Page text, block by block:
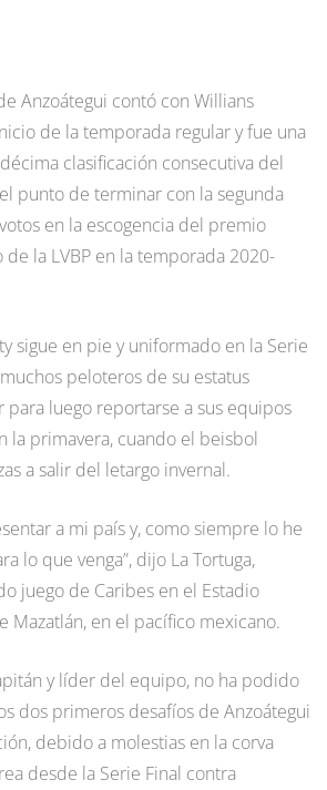
Anzoátegui contó con Willians
de la temporada regular y fue una
clasificación consecutiva del
punto de terminar con la segunda
en la escogencia del premio
de la LVBP en la temporada 2020-
sigue en pie y uniformado en la Serie
peloteros de su estatus
para luego reportarse a sus equipos
la primavera, cuando el beisbol
a salir del letargo invernal.
a mi país y, como siempre lo he
lo que venga”, dijo La Tortuga,
juego de Caribes en el Estadio
Mazatlán, en el pacífico mexicano.
y líder del equipo, no ha podido
dos primeros desafíos de Anzoátegui
debido a molestias en la corva
desde la Serie Final contra